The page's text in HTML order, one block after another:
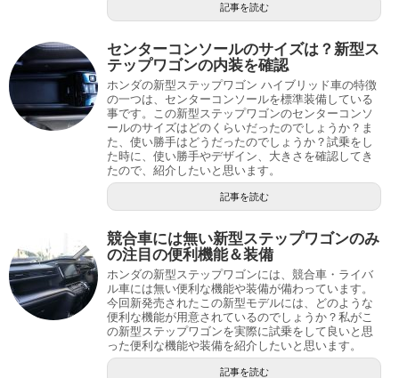
記事を読む
センターコンソールのサイズは？新型ス
テップワゴンの内装を確認
ホンダの新型ステップワゴン ハイブリッド車の特徴
の一つは、センターコンソールを標準装備している
事です。この新型ステップワゴンのセンターコンソ
ールのサイズはどのくらいだったのでしょうか？ま
た、使い勝手はどうだったのでしょうか？試乗をし
た時に、使い勝手やデザイン、大きさを確認してき
たので、紹介したいと思います。
記事を読む
競合車には無い新型ステップワゴンのみ
の注目の便利機能＆装備
ホンダの新型ステップワゴンには、競合車・ライバ
ル車には無い便利な機能や装備が備わっています。
今回新発売されたこの新型モデルには、どのような
便利な機能が用意されているのでしょうか？私がこ
の新型ステップワゴンを実際に試乗をして良いと思
った便利な機能や装備を紹介したいと思います。
記事を読む